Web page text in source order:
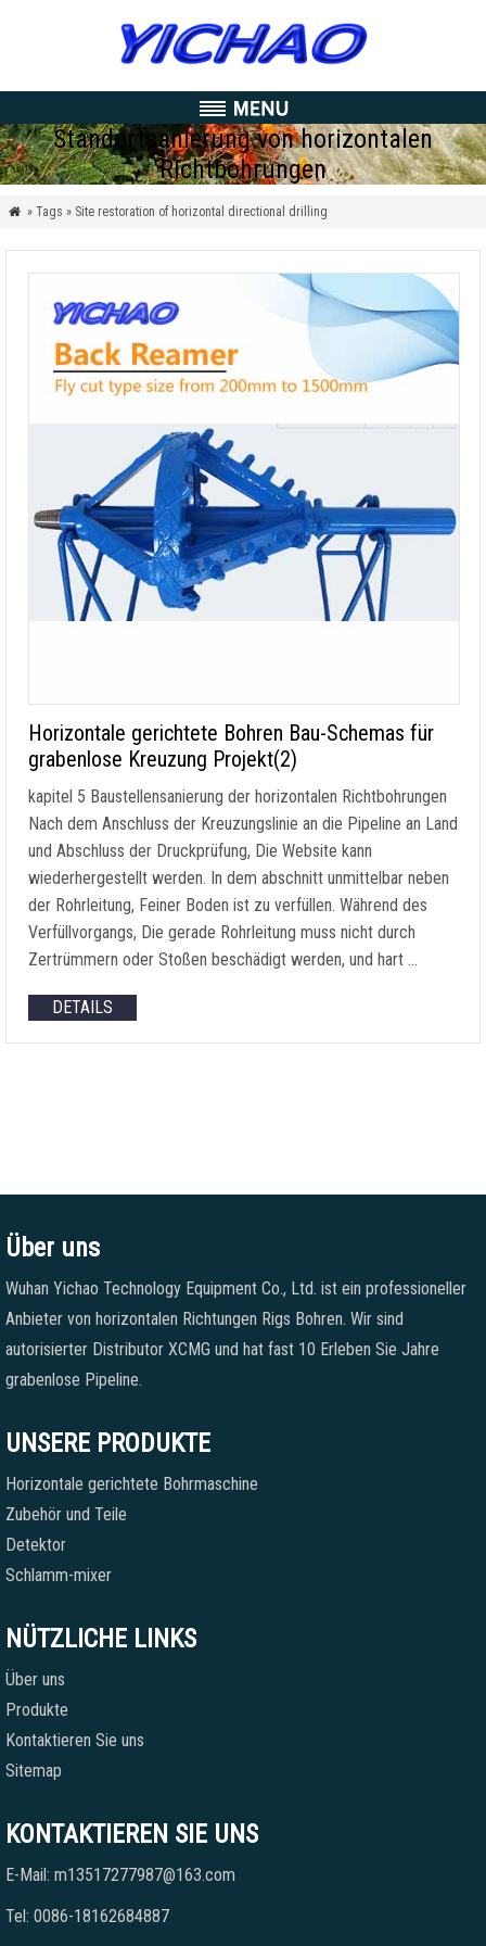
Standortsanierung von horizontalen
Richtbohrungen
 » Tags » Site restoration of horizontal directional drilling
Horizontale gerichtete Bohren Bau-Schemas für
grabenlose Kreuzung Projekt(2)
kapitel 5 Baustellensanierung der horizontalen Richtbohrungen
Nach dem Anschluss der Kreuzungslinie an die Pipeline an Land
und Abschluss der Druckprüfung, Die Website kann
wiederhergestellt werden. In dem abschnitt unmittelbar neben
der Rohrleitung, Feiner Boden ist zu verfüllen. Während des
Verfüllvorgangs, Die gerade Rohrleitung muss nicht durch
Zertrümmern oder Stoßen beschädigt werden, und hart …
DETAILS
Über uns
Wuhan Yichao Technology Equipment Co., Ltd. ist ein professioneller
Anbieter von horizontalen Richtungen Rigs Bohren. Wir sind
autorisierter Distributor XCMG und hat fast 10 Erleben Sie Jahre
grabenlose Pipeline.
UNSERE PRODUKTE
Horizontale gerichtete Bohrmaschine
Zubehör und Teile
Detektor
Schlamm-mixer
NÜTZLICHE LINKS
Über uns
Produkte
Kontaktieren Sie uns
Sitemap
KONTAKTIEREN SIE UNS
E-Mail: m13517277987@163.com
Tel: 0086-18162684887